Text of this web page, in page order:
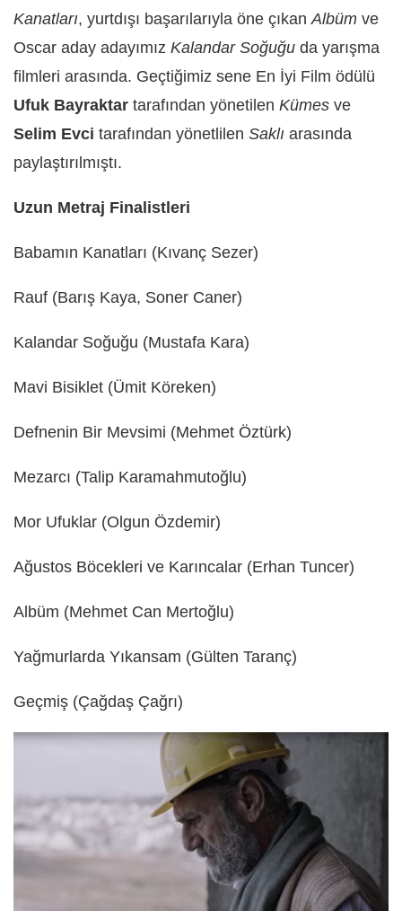
Kanatları, yurtdışı başarılarıyla öne çıkan Albüm ve
Oscar aday adayımız Kalandar Soğuğu da yarışma
filmleri arasında. Geçtiğimiz sene En İyi Film ödülü
Ufuk Bayraktar tarafından yönetilen Kümes ve
Selim Evci tarafından yönetlilen Saklı arasında
paylaştırılmıştı.
Uzun Metraj Finalistleri
Babamın Kanatları (Kıvanç Sezer)
Rauf (Barış Kaya, Soner Caner)
Kalandar Soğuğu (Mustafa Kara)
Mavi Bisiklet (Ümit Köreken)
Defnenin Bir Mevsimi (Mehmet Öztürk)
Mezarcı (Talip Karamahmutoğlu)
Mor Ufuklar (Olgun Özdemir)
Ağustos Böcekleri ve Karıncalar (Erhan Tuncer)
Albüm (Mehmet Can Mertoğlu)
Yağmurlarda Yıkansam (Gülten Taranç)
Geçmiş (Çağdaş Çağrı)